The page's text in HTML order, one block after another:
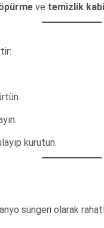
ve temizlik
kurutun.
süngeri olarak